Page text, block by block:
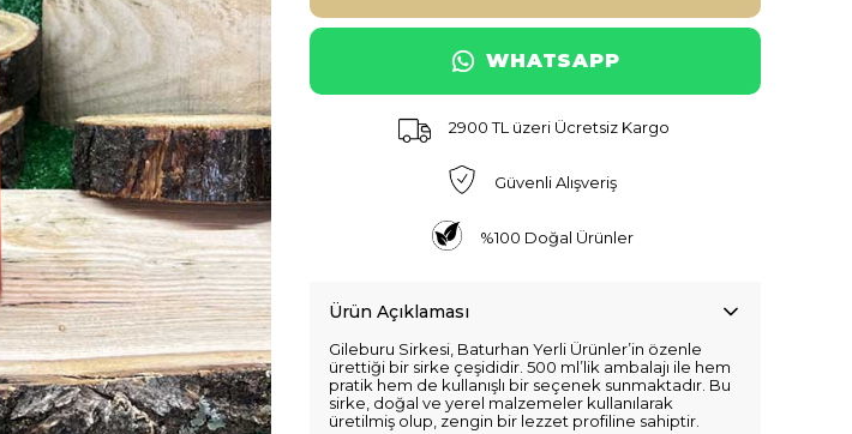
WHATSAPP
2900 TL üzeri Ücretsiz Kargo
Güvenli Alışveriş
%100 Doğal Ürünler
Ürün Açıklaması
Gileburu Sirkesi, Baturhan Yerli Ürünler’in özenle
ürettiği bir sirke çeşididir. 500 ml’lik ambalajı ile hem
pratik hem de kullanışlı bir seçenek sunmaktadır. Bu
sirke, doğal ve yerel malzemeler kullanılarak
üretilmiş olup, zengin bir lezzet profiline sahiptir.